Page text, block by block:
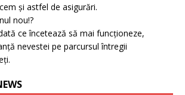
și astfel de asigurări.
nou!?
ce încetează să mai funcționeze,
nevestei pe parcursul întregii